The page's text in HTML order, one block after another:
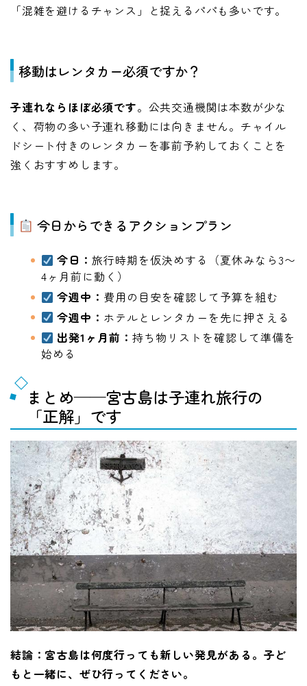
「混雑を避けるチャンス」と捉えるパパも多いです。
移動はレンタカー必須ですか？
子連れならほぼ必須です。公共交通機関は本数が少な
く、荷物の多い子連れ移動には向きません。チャイル
ドシート付きのレンタカーを事前予約しておくことを
強くおすすめします。
今日からできるアクションプラン
今日：旅行時期を仮決めする（夏休みなら3〜
4ヶ月前に動く）
今週中： 費用の目安を確認して予算を組む
今週中： ホテルとレンタカーを先に押さえる
出発1ヶ月前：持ち物リストを確認して準備を
始める
まとめ——宮古島は子連れ旅行の
「正解」です
結論：宮古島は何度行っても新しい発見がある。子ど
もと一緒に、ぜひ行ってください。